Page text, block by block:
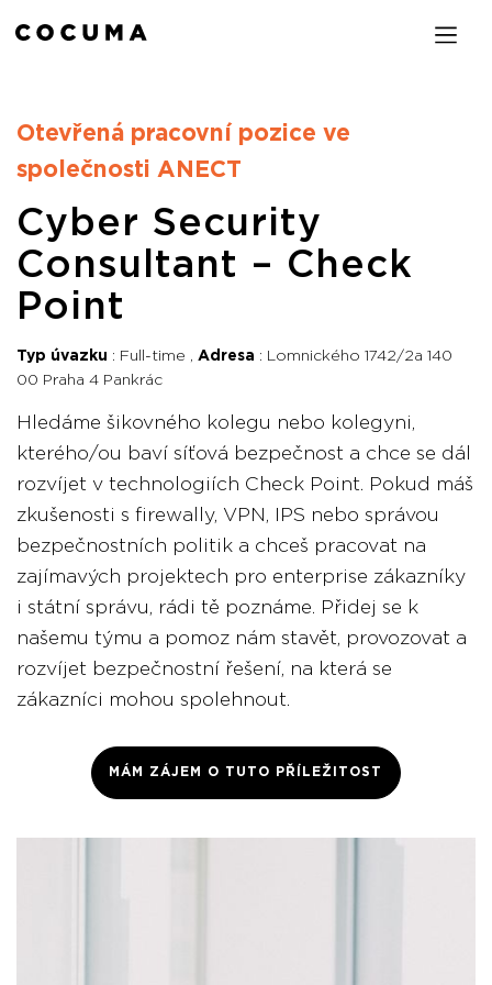
Otevřená pracovní pozice ve
společnosti ANECT
Cyber Security
Consultant – Check
Point
Typ úvazku Full-time Adresa
Lomnického 1742/2a 140
00 Praha 4 Pankrác
Hledáme šikovného kolegu nebo kolegyni,
kterého/ou baví síťová bezpečnost a chce se dál
rozvíjet v technologiích Check Point. Pokud máš
zkušenosti s firewally, VPN, IPS nebo správou
bezpečnostních politik a chceš pracovat na
zajímavých projektech pro enterprise zákazníky
i státní správu, rádi tě poznáme. Přidej se k
našemu týmu a pomoz nám stavět, provozovat a
rozvíjet bezpečnostní řešení, na která se
zákazníci mohou spolehnout.
MÁM ZÁJEM O TUTO PŘÍLEŽITOST